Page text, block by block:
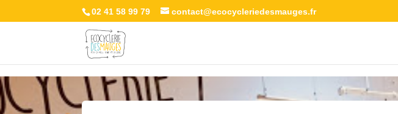
02 41 58 99 79 contact@ecocycleriedesmauges.fr